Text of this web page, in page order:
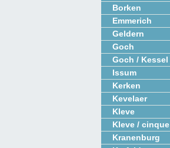
Borken
Emmerich
Geldern
Goch
Goch / Kessel
Issum
Kerken
Kevelaer
Kleve
Kleve / cinque
Kranenburg